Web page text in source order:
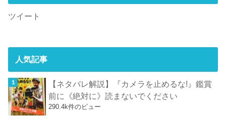
ツイート
人気記事
【ネタバレ解説】『カメラを止めるな!』鑑賞
前に《絶対に》読まないでください
290.4k件のビュー